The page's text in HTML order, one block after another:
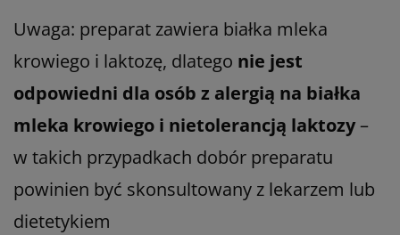
Uwaga: preparat zawiera białka mleka
krowiego i laktozę, dlatego nie jest
odpowiedni dla osób z alergią na białka
mleka krowiego i nietolerancją laktozy–
w takich przypadkach dobór preparatu
powinien być skonsultowany z lekarzem lub
dietetykiem